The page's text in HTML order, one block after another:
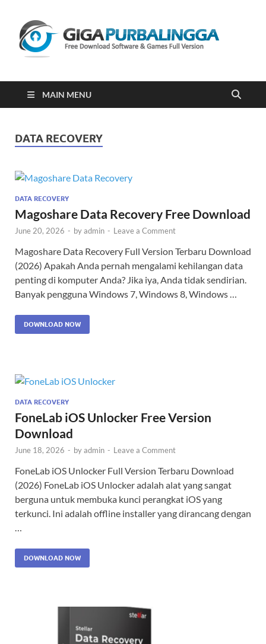
2023
MAIN MENU
DATA RECOVERY
DATA RECOVERY
Magoshare Data Recovery Free Download
June 20, 2026 - byadmin - Leave a Comment
Magoshare Data Recovery Full Version Terbaru Download
(2026) Apakah Anda pernah mengalami kehilangan data
penting di komputer Anda? Jika iya, Anda tidak sendirian.
Banyak pengguna Windows 7, Windows 8, Windows …
DOWNLOAD NOW
DATA RECOVERY
FoneLab iOS Unlocker Free Version
Download
June 18, 2026 - byadmin - Leave a Comment
FoneLab iOS Unlocker Full Version Terbaru Download
(2026) FoneLab iOS Unlocker adalah alat yang sangat
berguna untuk membuka kunci perangkat iOS yang
terkunci. Ini adalah offline installer yang dirancang dengan
…
DOWNLOAD NOW